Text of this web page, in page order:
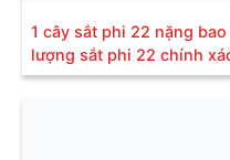
1 cây sắt phi 22 nặng
lượng sắt phi 22 chính